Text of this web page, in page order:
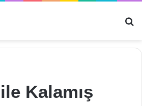
Kalamış